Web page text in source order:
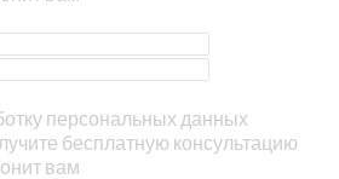
персональных данных
бесплатную консультацию
вам